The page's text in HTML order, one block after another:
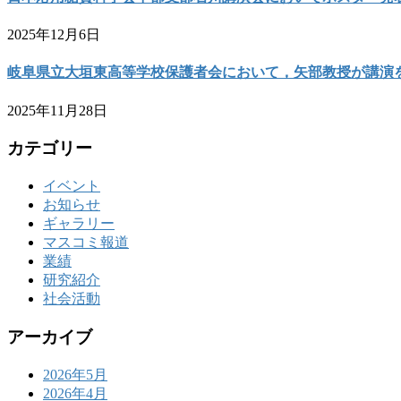
2025年12月6日
岐阜県立大垣東高等学校保護者会において，矢部教授が講演
2025年11月28日
カテゴリー
イベント
お知らせ
ギャラリー
マスコミ報道
業績
研究紹介
社会活動
アーカイブ
2026年5月
2026年4月